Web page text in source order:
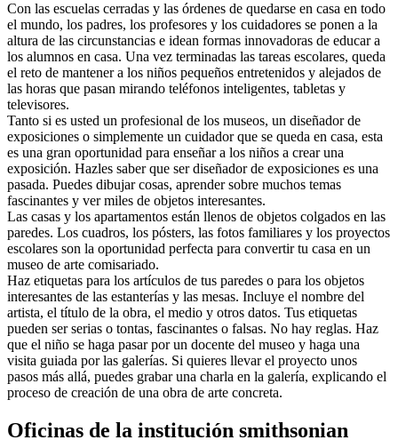
Con las escuelas cerradas y las órdenes de quedarse en casa en todo
el mundo, los padres, los profesores y los cuidadores se ponen a la
altura de las circunstancias e idean formas innovadoras de educar a
los alumnos en casa. Una vez terminadas las tareas escolares, queda
el reto de mantener a los niños pequeños entretenidos y alejados de
las horas que pasan mirando teléfonos inteligentes, tabletas y
televisores.
Tanto si es usted un profesional de los museos, un diseñador de
exposiciones o simplemente un cuidador que se queda en casa, esta
es una gran oportunidad para enseñar a los niños a crear una
exposición. Hazles saber que ser diseñador de exposiciones es una
pasada. Puedes dibujar cosas, aprender sobre muchos temas
fascinantes y ver miles de objetos interesantes.
Las casas y los apartamentos están llenos de objetos colgados en las
paredes. Los cuadros, los pósters, las fotos familiares y los proyectos
escolares son la oportunidad perfecta para convertir tu casa en un
museo de arte comisariado.
Haz etiquetas para los artículos de tus paredes o para los objetos
interesantes de las estanterías y las mesas. Incluye el nombre del
artista, el título de la obra, el medio y otros datos. Tus etiquetas
pueden ser serias o tontas, fascinantes o falsas. No hay reglas. Haz
que el niño se haga pasar por un docente del museo y haga una
visita guiada por las galerías. Si quieres llevar el proyecto unos
pasos más allá, puedes grabar una charla en la galería, explicando el
proceso de creación de una obra de arte concreta.
Oficinas de la institución smithsonian